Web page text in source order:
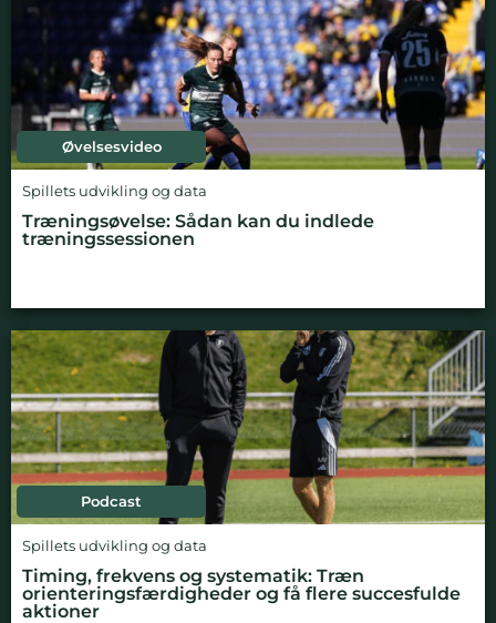
Øvelsesvideo
Spillets udvikling og data
Træningsøvelse: Sådan kan du indlede
træningssessionen
Podcast
Spillets udvikling og data
Timing, frekvens og systematik: Træn
orienteringsfærdigheder og få flere succesfulde
aktioner